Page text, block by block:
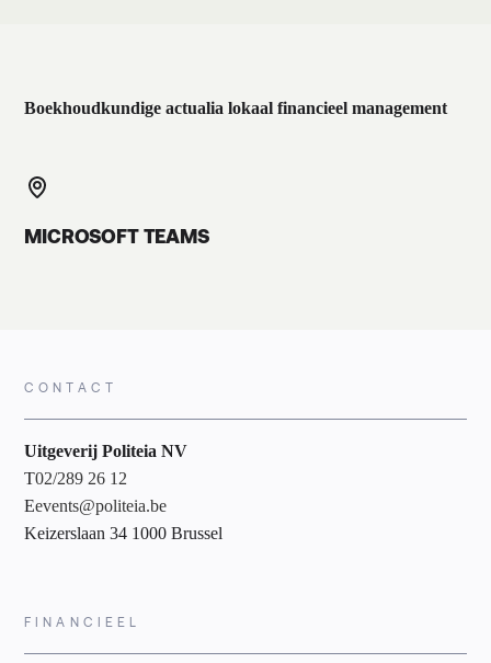
Boekhoudkundige actualia lokaal financieel management
MICROSOFT TEAMS
CONTACT
Uitgeverij Politeia NV
T02/289 26 12
Eevents@politeia.be
Keizerslaan 34 1000 Brussel
FINANCIEEL